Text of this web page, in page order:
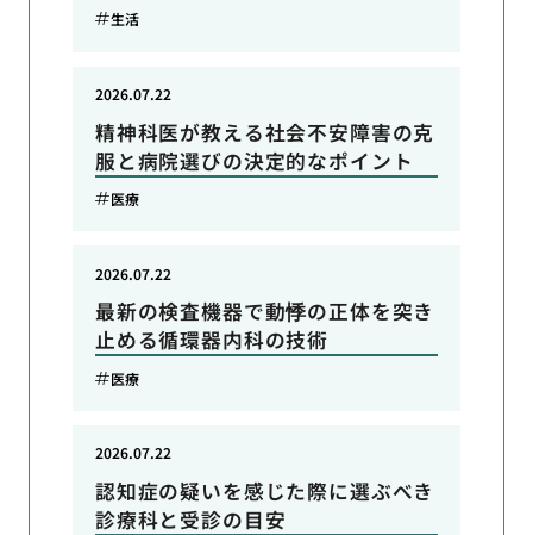
生活
精神科医が教える社会不安障害の克
服と病院選びの決定的なポイント
2026.07.22
医療
最新の検査機器で動悸の正体を突き
止める循環器内科の技術
2026.07.22
医療
認知症の疑いを感じた際に選ぶべき
診療科と受診の目安
2026.07.22